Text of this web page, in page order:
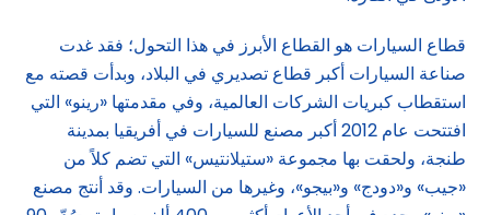
قطاع السيارات هو القطاع الأبرز في هذا التحول؛ فقد غدت
صناعة السيارات أكبر قطاع تصديري في البلاد، وبدأت قصته مع
استقطاب كبريات الشركات العالمية، وفي مقدمتها «رينو» التي
افتتحت عام 2012 أكبر مصنع للسيارات في أفريقيا بمدينة
طنجة، ولحقت بها مجموعة «ستيلانتيس» التي تضم كلاً من
«جيب» و«دودج» و«بيجو»، وغيرها من السيارات. وقد أنتج مصنع